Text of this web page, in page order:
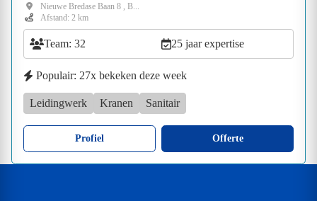
Nieuwe Bredase Baan 8 , B...
Afstand: 2 km
Team: 32 25 jaar expertise
Populair: 27x bekeken deze week
Leidingwerk Kranen Sanitair
Profiel Offerte